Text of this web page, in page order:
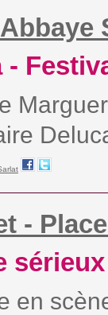
-
en